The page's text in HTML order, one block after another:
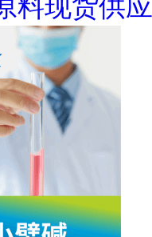
料现货供应